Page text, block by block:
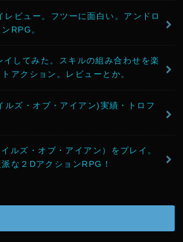
ビュー。フツーに面白い。アンドロ
RPG。
してみた。スキルの組み合わせを楽
アクション。レビューとか。
ズ・オブ・アイアン)実績・トロフ
ルズ・オブ・アイアン）をプレイ。
な２DアクションRPG！